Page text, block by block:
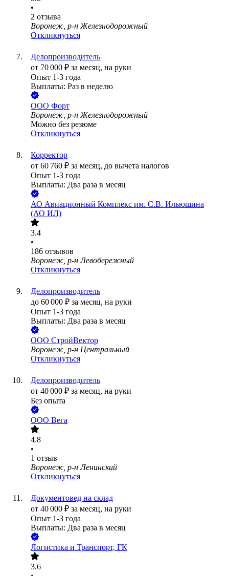
•
2 отзыва
Воронеж, р-н Железнодорожный
Откликнуться
Делопроизводитель
от 70 000 ₽ за месяц, на руки
Опыт 1-3 года
Выплаты: Раз в неделю
ООО Форт
Воронеж, р-н Железнодорожный
Можно без резюме
Откликнуться
Корректор
от 60 760 ₽ за месяц, до вычета налогов
Опыт 1-3 года
Выплаты: Два раза в месяц
АО Авиационный Комплекс им. С.В. Ильюшина
(АО ИЛ)
3.4
•
186 отзывов
Воронеж, р-н Левобережный
Откликнуться
Делопроизводитель
до 60 000 ₽ за месяц, на руки
Опыт 1-3 года
Выплаты: Два раза в месяц
ООО СтройВектор
Воронеж, р-н Центральный
Откликнуться
Делопроизводитель
от 40 000 ₽ за месяц, на руки
Без опыта
ООО Вега
4.8
•
1 отзыв
Воронеж, р-н Ленинский
Откликнуться
Документовед на склад
от 40 000 ₽ за месяц, на руки
Опыт 1-3 года
Выплаты: Два раза в месяц
Логистика и Транспорт, ГК
3.6